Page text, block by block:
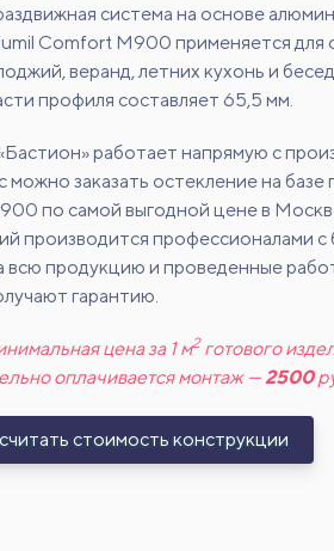
система на основе
Comfort M900 применяется для
веранд, летних кухонь и
профиля составляет 65,5 мм.
работает напрямую с
можно заказать остекление на базе
по самой выгодной цене в
производится профессионалами с
всю продукцию и проведенные
гарантию.
цена за 1 м2готового
оплачивается монтаж — 2500
стоимость конструкции